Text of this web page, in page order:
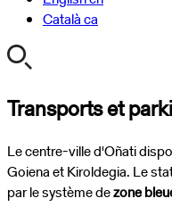
Catalàca
Transports et
Le centre-ville d'Oñati
Goiena et Kiroldegia. Le
par le système dezone